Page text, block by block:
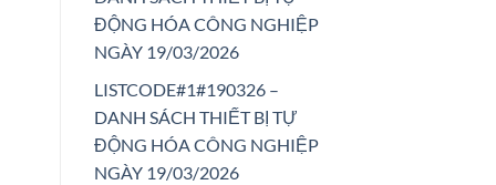
ĐỘNG HÓA CÔNG NGHIỆP
NGÀY 19/03/2026
LISTCODE#1#190326 –
DANH SÁCH THIẾT BỊ TỰ
ĐỘNG HÓA CÔNG NGHIỆP
NGÀY 19/03/2026